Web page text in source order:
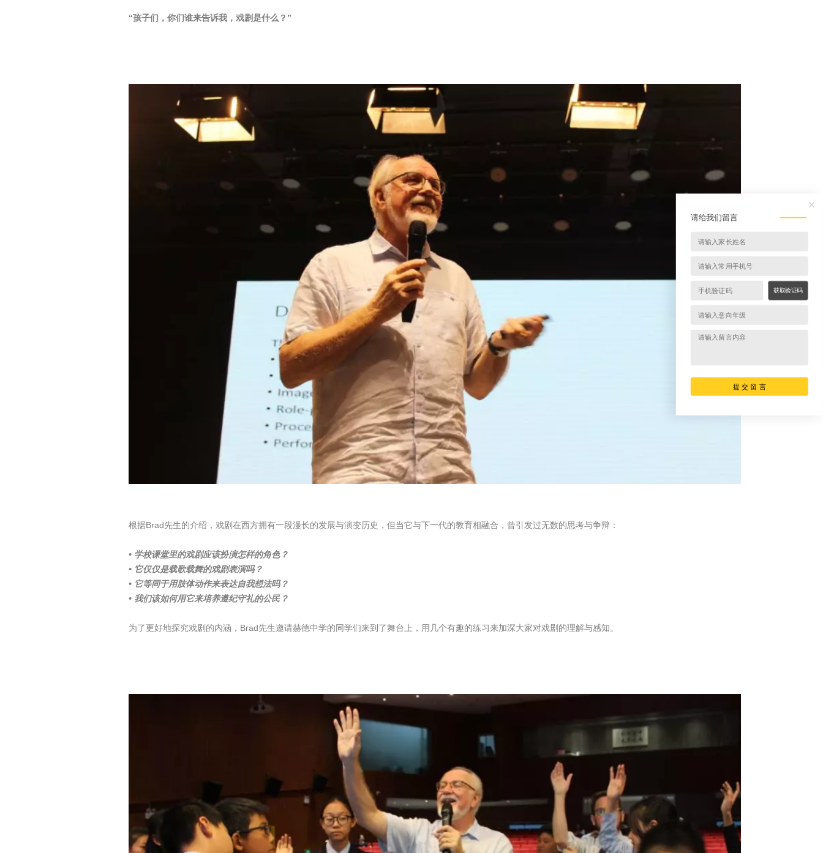
“孩子们，你们谁来告诉我，戏剧是什么？”
根据Brad先生的介绍，戏剧在西方拥有一段漫长的发展与演变历史，但当它与下一代的教育相融合，曾引发过无数的思考与争辩：
• 学校课堂里的戏剧应该扮演怎样的角色？
• 它仅仅是载歌载舞的戏剧表演吗？
• 它等同于用肢体动作来表达自我想法吗？
• 我们该如何用它来培养遵纪守礼的公民？
为了更好地探究戏剧的内涵，Brad先生邀请赫德中学的同学们来到了舞台上，用几个有趣的练习来加深大家对戏剧的理解与感知。
请给我们留言
获取验证码
提 交 留 言